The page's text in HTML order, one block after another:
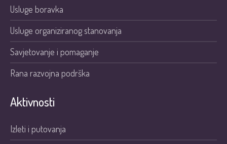
Usluge boravka
Usluge organiziranog stanovanja
Savjetovanje i pomaganje
Rana razvojna podrška
Aktivnosti
Izleti i putovanja